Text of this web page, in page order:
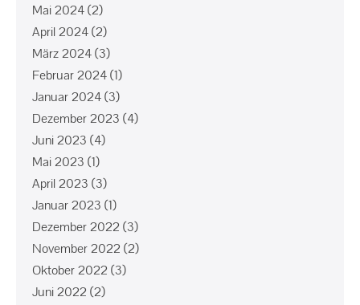
Mai 2024(2)
April 2024(2)
März 2024(3)
Februar 2024(1)
Januar 2024(3)
Dezember 2023 (4)
Juni 2023 (4)
Mai 2023 (1)
April 2023 (3)
Januar 2023 (1)
Dezember 2022 (3)
November 2022 (2)
Oktober 2022 (3)
Juni 2022 (2)